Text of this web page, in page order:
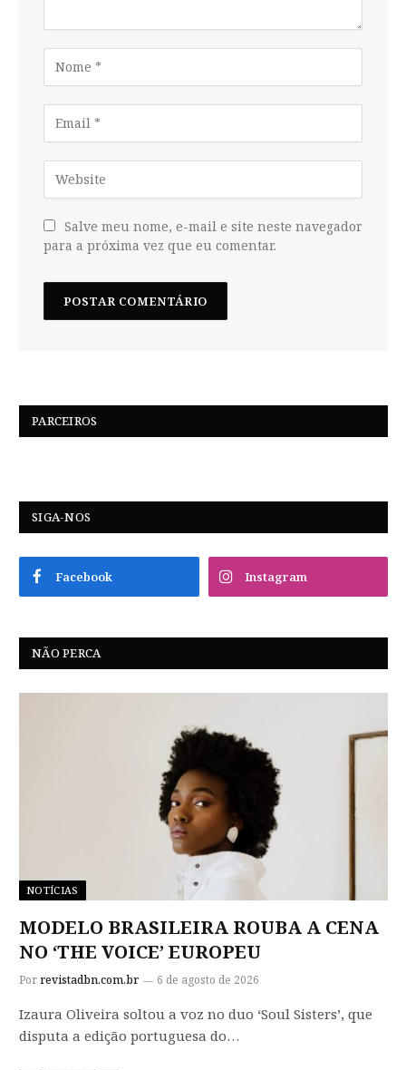
Salve meu nome, e-mail e site neste navegador
para a próxima vez que eu comentar.
PARCEIROS
SIGA-NOS
Facebook Instagram
NÃO PERCA
NOTÍCIAS
MODELO BRASILEIRA ROUBA A CENA
NO ‘THE VOICE’ EUROPEU
Porrevistadbn.com.br 6 de agosto de 2026
Izaura Oliveira soltou a voz no duo ‘Soul Sisters’, que
disputa a edição portuguesa do…